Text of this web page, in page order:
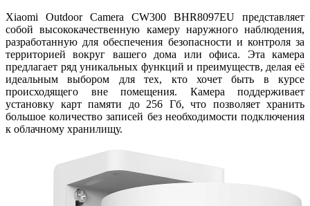
Xiaomi Outdoor Camera CW300 BHR8097EU представляет
собой высококачественную камеру наружного наблюдения,
разработанную для обеспечения безопасности и контроля за
территорией вокруг вашего дома или офиса. Эта камера
предлагает ряд уникальных функций и преимуществ, делая её
идеальным выбором для тех, кто хочет быть в курсе
происходящего вне помещения. Камера поддерживает
установку карт памяти до 256 Гб, что позволяет хранить
большое количество записей без необходимости подключения
к облачному хранилищу.